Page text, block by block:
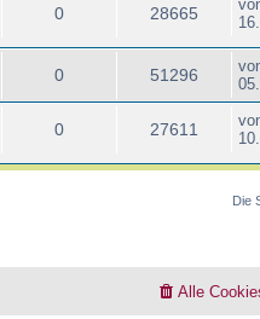
0 28665
0 51296
0 27611
Die
Alle